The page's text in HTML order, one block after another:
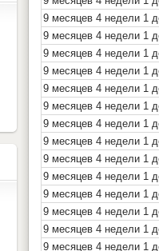
9 месяцев 4 недели 1
9 месяцев 4 недели 1
9 месяцев 4 недели 1
9 месяцев 4 недели 1
9 месяцев 4 недели 1
9 месяцев 4 недели 1
9 месяцев 4 недели 1
9 месяцев 4 недели 1
9 месяцев 4 недели 1
9 месяцев 4 недели 1
9 месяцев 4 недели 1
9 месяцев 4 недели 1
9 месяцев 4 недели 1
9 месяцев 4 недели 1